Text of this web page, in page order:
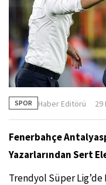
SPOR Haber Editörü 29
Fenerbahçe
Yazarlarından Sert
Trendyol Süper Lig’de